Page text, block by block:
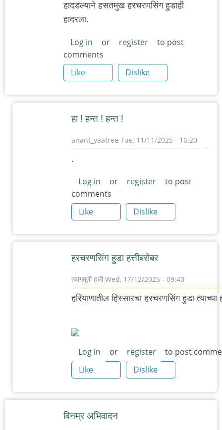
हादडल्याने हसतमुख हरचरणसिंग हुडाही
हादरला.
Log in or register
to post
comments
Like
Dislike
हा ! हन्त ! हन्त !
anant_yaatree Tue, 11/11/2025 - 16:20
In
हरचरणसिंग
हुडा
by
त्यागमूर्ती
.
Log in or register
to post
comments
Like
Dislike
हरचरणसिंग हुडा हत्तीबरोबर
त्यागमूर्ती हत्ती Wed, 17/12/2025 - 09:40
In
reply
हरचरणसिंग
हुडा
by
त्यागमूर्ती
हरियाणातील हिस्सारचा हरचरणसिंग हुडा
Log in or register
to post
Like
Dislike
विनम्र अभिवादन